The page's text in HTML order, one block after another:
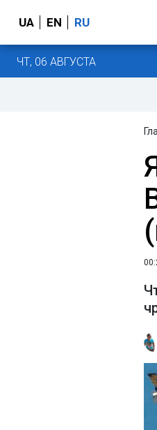
UA EN RU
ЧТ, 06 АВГУСТА